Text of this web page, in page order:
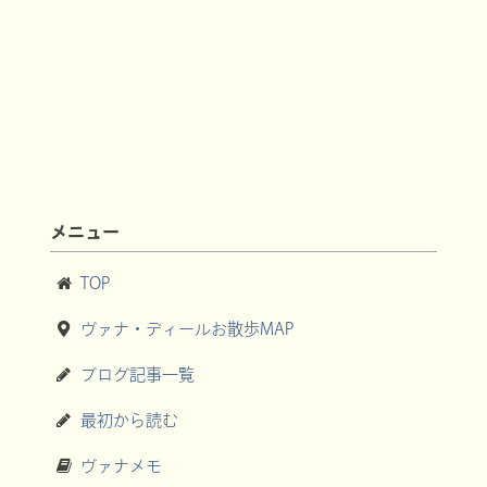
メニュー
TOP
ヴァナ・ディールお散歩MAP
ブログ記事一覧
最初から読む
ヴァナメモ